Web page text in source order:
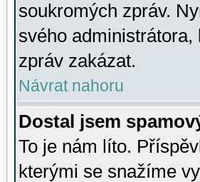
soukromých zpráv.
svého
zpráv zakázat.
Návrat nahoru
Dostal jsem
To je nám líto.
kterými se snažíme